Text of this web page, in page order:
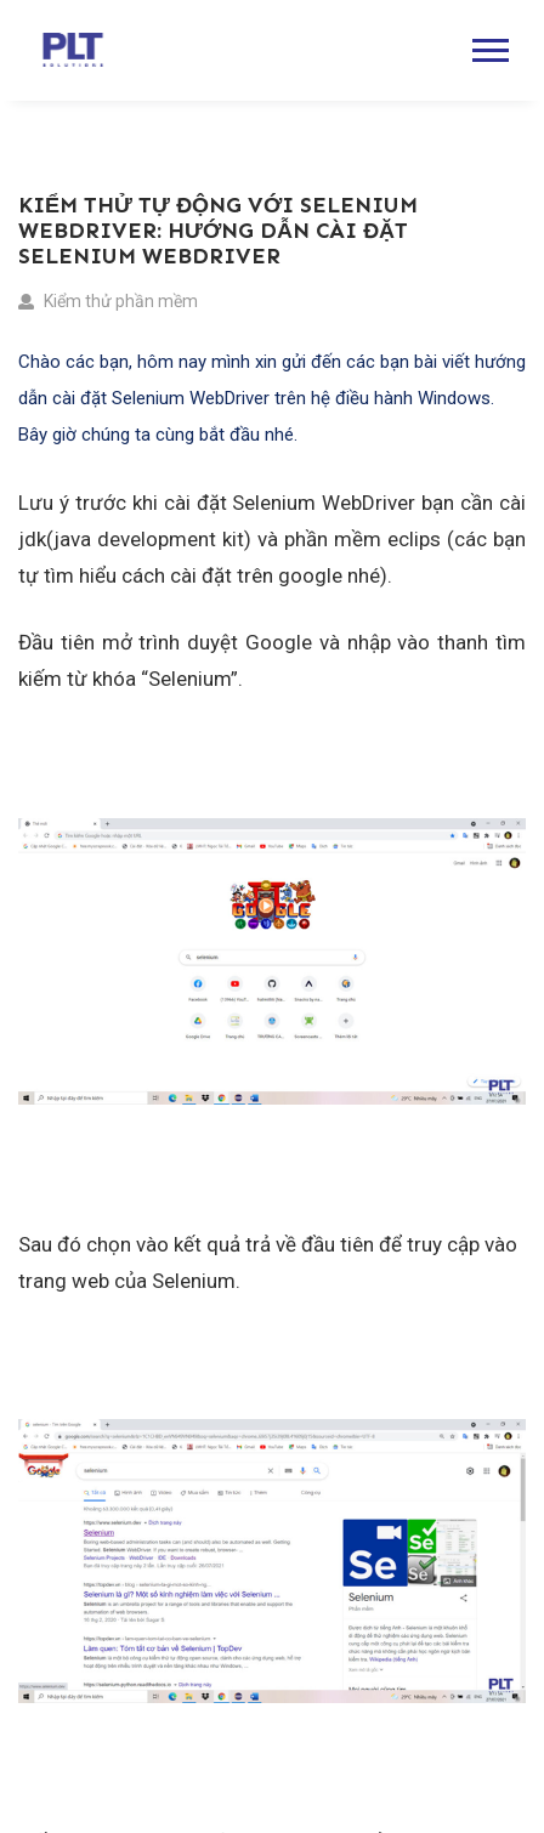
KIỂM THỬ TỰ ĐỘNG VỚI SELENIUM
WEBDRIVER: HƯỚNG DẪN CÀI ĐẶT
SELENIUM WEBDRIVER
Kiểm thử phần mềm
Chào các bạn, hôm nay mình xin gửi đến các bạn bài viết hướng
dẫn cài đặt Selenium WebDriver trên hệ điều hành Windows.
Bây giờ chúng ta cùng bắt đầu nhé.
Lưu ý trước khi cài đặt Selenium WebDriver bạn cần cài
jdk(java development kit) và phần mềm eclips (các bạn
tự tìm hiểu cách cài đặt trên google nhé).
Đầu tiên mở trình duyệt Google và nhập vào thanh tìm
kiếm từ khóa “Selenium”.
Sau đó chọn vào kết quả trả về đầu tiên để truy cập vào
trang web của Selenium.